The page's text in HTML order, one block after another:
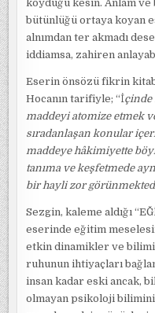
koyduğu kesin. Anlam ve
bütünlüğü ortaya koyan
alnımdan ter akmadı
iddiamsa, zahiren
Eserin önsözü fikrin
Hocanın tarifiyle; “İçinde
maddeyi atomize etmek
sıradanlaşan konular
maddeye hâkimiyette
tanıma ve keşfetmede
bir hayli zor
Sezgin, kaleme aldığı
eserinde eğitim
etkin dinamikler ve
ruhunun ihtiyaçları
insan kadar eski ancak,
olmayan psikoloji